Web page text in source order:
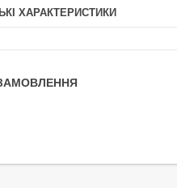
ХАРАКТЕРИСТИКИ